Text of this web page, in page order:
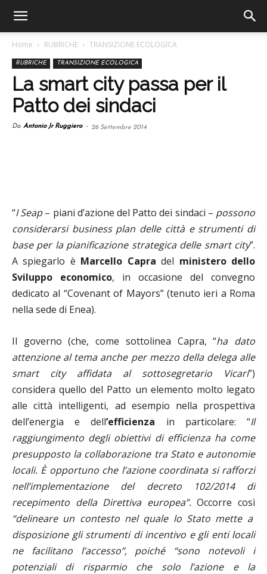
Home RUBRICHE TRANSIZIONE ECOLOGICA
RUBRICHE TRANSIZIONE ECOLOGICA
La smart city passa per il
Patto dei sindaci
Da Antonio Jr Ruggiero - 26 Settembre 2014
“I Seap– piani d’azione del Patto dei sindaci – possono
considerarsi business plan delle città e strumenti di
base per la pianificazione strategica delle smart city”.
A spiegarlo è Marcello Capra del ministero dello
Sviluppo economico, in occasione del convegno
dedicato al “Covenant of Mayors” (tenuto ieri a Roma
nella sede di Enea).
Il governo (che, come sottolinea Capra, “ha dato
attenzione al tema anche per mezzo della delega alle
smart city affidata al sottosegretario Vicari”)
considera quello del Patto un elemento molto legato
alle città intelligenti, ad esempio nella prospettiva
dell’energia e dell’efficienza in particolare: “Il
raggiungimento degli obiettivi di efficienza ha come
presupposto la collaborazione tra Stato e autonomie
locali. È opportuno che l’azione coordinata si rafforzi
nell’implementazione del decreto 102/2014 di
recepimento della Direttiva europea”.Occorre così
“delineare un contesto nel quale lo Stato mette a
disposizione gli strumenti di incentivo e gli enti locali
ne facilitano l’accesso”, poiché “sono notevoli i
potenziali di risparmio che solo l’azione e la